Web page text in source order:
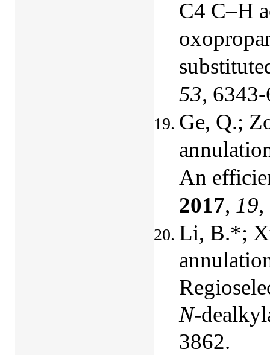
C4 C–H
53,
Ge, Q.;
An
2017, 19,
Li, B.*;
N-
3862.